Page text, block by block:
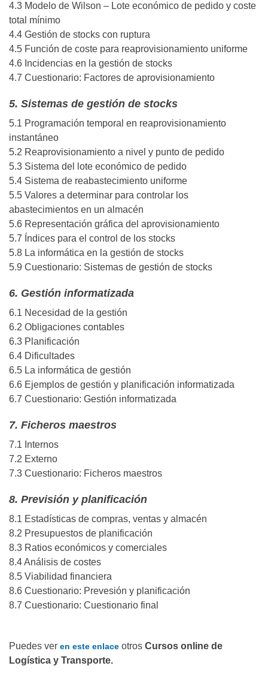
4.3 Modelo de Wilson – Lote económico de pedido y coste
total mínimo
4.4 Gestión de stocks con ruptura
4.5 Función de coste para reaprovisionamiento uniforme
4.6 Incidencias en la gestión de stocks
4.7 Cuestionario: Factores de aprovisionamiento
5. Sistemas de gestión de stocks
5.1 Programación temporal en reaprovisionamiento
instantáneo
5.2 Reaprovisionamiento a nivel y punto de pedido
5.3 Sistema del lote económico de pedido
5.4 Sistema de reabastecimiento uniforme
5.5 Valores a determinar para controlar los
abastecimientos en un almacén
5.6 Representación gráfica del aprovisionamiento
5.7 Índices para el control de los stocks
5.8 La informática en la gestión de stocks
5.9 Cuestionario: Sistemas de gestión de stocks
6. Gestión informatizada
6.1 Necesidad de la gestión
6.2 Obligaciones contables
6.3 Planificación
6.4 Dificultades
6.5 La informática de gestión
6.6 Ejemplos de gestión y planificación informatizada
6.7 Cuestionario: Gestión informatizada
7. Ficheros maestros
7.1 Internos
7.2 Externo
7.3 Cuestionario: Ficheros maestros
8. Previsión y planificación
8.1 Estadísticas de compras, ventas y almacén
8.2 Presupuestos de planificación
8.3 Ratios económicos y comerciales
8.4 Análisis de costes
8.5 Viabilidad financiera
8.6 Cuestionario: Prevesión y planificación
8.7 Cuestionario: Cuestionario final
Puedes ver en este enlace otros Cursos online de
Logística y Transporte.